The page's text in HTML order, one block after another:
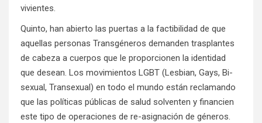
vivientes.
Quinto, han abierto las puertas a la factibilidad de que
aquellas personas Transgéneros demanden trasplantes
de cabeza a cuerpos que le proporcionen la identidad
que desean. Los movimientos LGBT (Lesbian, Gays, Bi-
sexual, Transexual) en todo el mundo están reclamando
que las políticas públicas de salud solventen y financien
este tipo de operaciones de re-asignación de géneros.